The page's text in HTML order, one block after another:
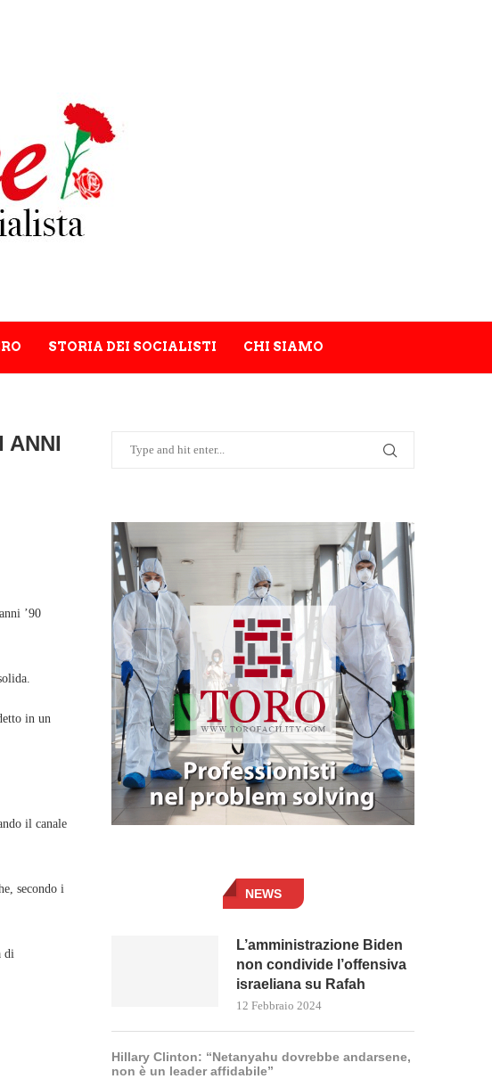
STORIA DEI SOCIALISTI CHI SIAMO
ANNI
’90
in un
il canale
secondo i
di
NEWS
L’amministrazione Biden
non condivide l’offensiva
israeliana su Rafah
12 Febbraio 2024
Hillary Clinton: “Netanyahu dovrebbe andarsene,
non è un leader affidabile”